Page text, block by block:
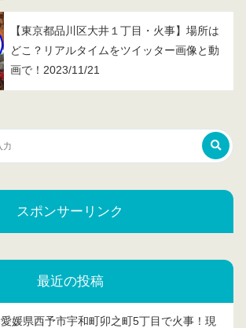
【東京都品川区大井１丁目・火事】場所は
どこ？リアルタイムをツイッター画像と動
画で！2023/11/21
スポンサーリンク
最近の投稿
愛媛県西予市宇和町卯之町5丁目で火事！現